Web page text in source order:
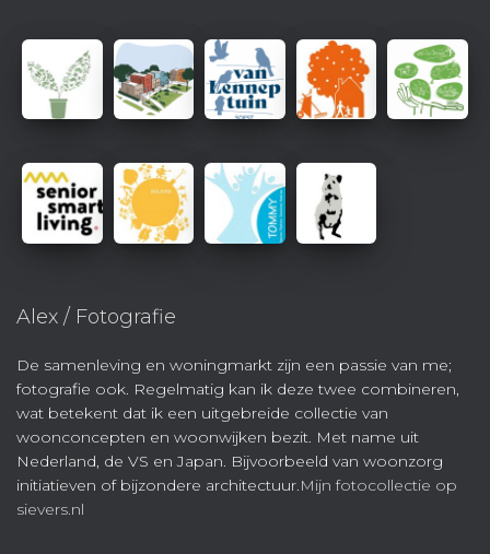
Alex / Fotografie
De samenleving en woningmarkt zijn een passie van me;
fotografie ook. Regelmatig kan ik deze twee combineren,
wat betekent dat ik een uitgebreide collectie van
woonconcepten en woonwijken bezit. Met name uit
Nederland, de VS en Japan. Bijvoorbeeld van woonzorg
initiatieven of bijzondere architectuur.Mijn fotocollectie op
sievers.nl